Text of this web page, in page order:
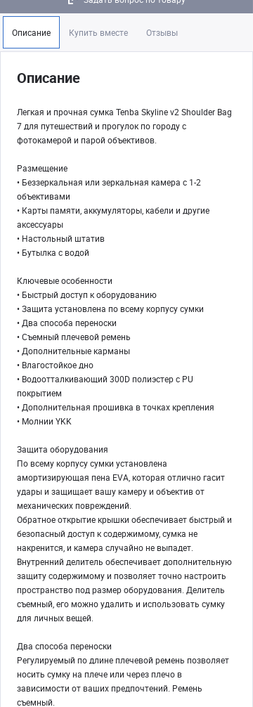
Описание Купить вместе Отзывы
Описание
Легкая и прочная сумка Tenba Skyline v2 Shoulder Bag
7 для путешествий и прогулок по городу с
фотокамерой и парой объективов.
Размещение
• Беззеркальная или зеркальная камера с 1-2
объективами
• Карты памяти, аккумуляторы, кабели и другие
аксессуары
• Настольный штатив
• Бутылка с водой
Ключевые особенности
• Быстрый доступ к оборудованию
• Защита установлена по всему корпусу сумки
• Два способа переноски
• Съемный плечевой ремень
• Дополнительные карманы
• Влагостойкое дно
• Водоотталкивающий 300D полиэстер с PU
покрытием
• Дополнительная прошивка в точках крепления
• Молнии YKK
Защита оборудования
По всему корпусу сумки установлена
амортизирующая пена EVA, которая отлично гасит
удары и защищает вашу камеру и объектив от
механических повреждений.
Обратное открытие крышки обеспечивает быстрый и
безопасный доступ к содержимому, сумка не
накренится, и камера случайно не выпадет.
Внутренний делитель обеспечивает дополнительную
защиту содержимому и позволяет точно настроить
пространство под размер оборудования. Делитель
съемный, его можно удалить и использовать сумку
для личных вещей.
Два способа переноски
Регулируемый по длине плечевой ремень позволяет
носить сумку на плече или через плечо в
зависимости от ваших предпочтений. Ремень
съемный.